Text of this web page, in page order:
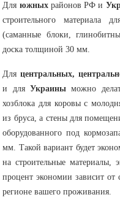
Для южныхрайонов РФ и
строительного материала
(саманные блоки,
доска толщиной 30 мм.
Дляцентральных,
и дляУкраины можно
хозблока для коровы с
из бруса, а стены для
оборудованного под
мм. Такой вариант будет
на строительные материалы,
процент экономии зависит от
регионе вашего проживания.